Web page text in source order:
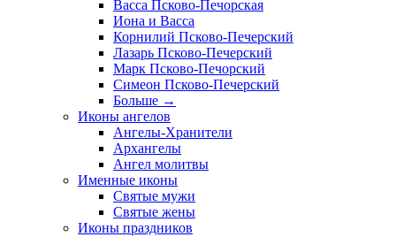
Васса Псково-Печорская
Иона и Васса
Корнилий Псково-Печерский
Лазарь Псково-Печерский
Марк Псково-Печорский
Симеон Псково-Печерский
Больше →
Иконы ангелов
Ангелы-Хранители
Архангелы
Ангел молитвы
Именные иконы
Святые мужи
Святые жены
Иконы праздников